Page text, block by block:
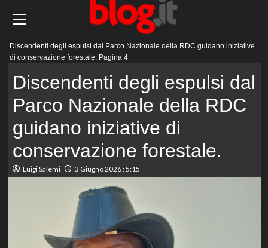
principale
Discendenti degli espulsi dal Parco Nazionale della RDC guidano iniziative
di conservazione forestale. Pagina 4
Discendenti degli espulsi dal
Parco Nazionale della RDC
guidano iniziative di
conservazione forestale.
Luigi Salemi 3 Giugno 2026 : 5:15